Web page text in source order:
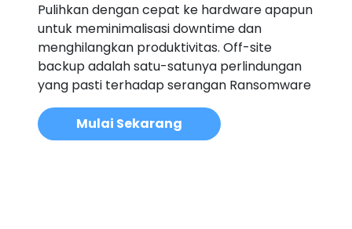
Pulihkan dengan cepat ke hardware apapun
untuk meminimalisasi downtime dan
menghilangkan produktivitas. Off-site
backup adalah satu-satunya perlindungan
yang pasti terhadap serangan Ransomware
Mulai Sekarang